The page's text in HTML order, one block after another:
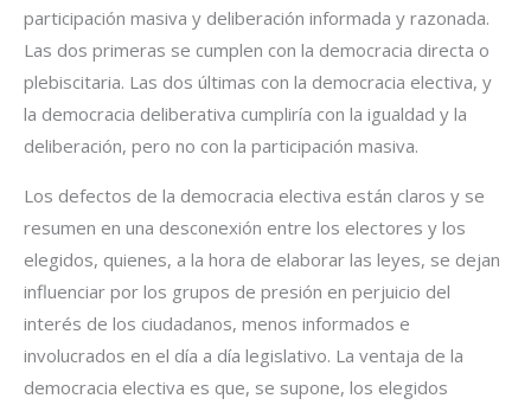
participación masiva y deliberación informada y razonada.
Las dos primeras se cumplen con la democracia directa o
plebiscitaria. Las dos últimas con la democracia electiva, y
la democracia deliberativa cumpliría con la igualdad y la
deliberación, pero no con la participación masiva.
Los defectos de la democracia electiva están claros y se
resumen en una desconexión entre los electores y los
elegidos, quienes, a la hora de elaborar las leyes, se dejan
influenciar por los grupos de presión en perjuicio del
interés de los ciudadanos, menos informados e
involucrados en el día a día legislativo. La ventaja de la
democracia electiva es que, se supone, los elegidos